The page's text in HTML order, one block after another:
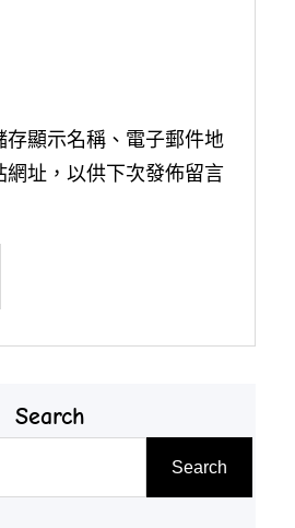
存顯示名稱、電子郵件地
網址，以供下次發佈留言
Search
Search